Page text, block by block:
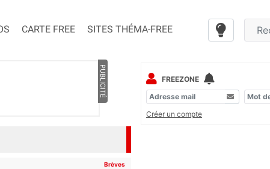
CARTE FREE SITES THÉMA-FREE
PUBLICITÉ
Brèves
FREEZONE
Créer un compte